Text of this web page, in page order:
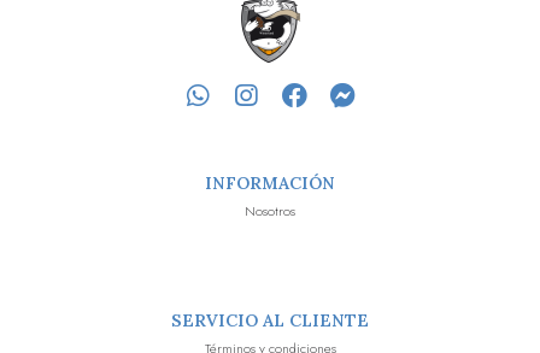
INFORMACIÓN
Nosotros
SERVICIO AL CLIENTE
Términos y condiciones